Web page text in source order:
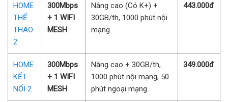
HOME
THỂ
THAO
2
300Mbps
+ 1 WIFI
MESH
Nâng cao (Có K+) +
30GB/th, 1000 phút nội
mạng
443.000đ
HOME
KẾT
NỐI 2
300Mbps
+ 1 WIFI
MESH
Nâng cao + 30GB/th,
1000 phút nội mạng, 50
phút ngoại mạng
349.000đ